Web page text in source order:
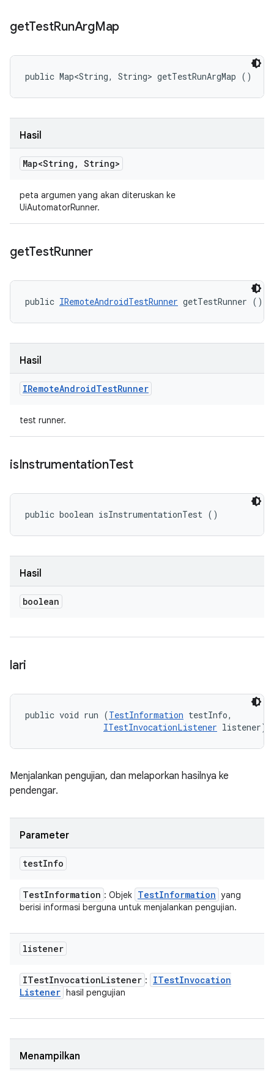
getTestRunArgMap
public Map<String, String> getTestRunArgMap ()
Hasil
Map<String , String>
peta argumen yang akan diteruskan ke
UiAutomatorRunner.
getTestRunner
public IRemoteAndroidTestRunner getTestRunner ()
Hasil
IRemoteAndroidTestRunner
test runner.
isInstrumentationTest
public boolean isInstrumentationTest ()
Hasil
boolean
lari
public void run (TestInformation testInfo,
ITestInvocationListener listener)
Menjalankan pengujian, dan melaporkan hasilnya ke
pendengar.
Parameter
testInfo
TestInformation : Objek TestInformation yang
berisi informasi berguna untuk menjalankan pengujian.
listener
ITestInvocationListener : ITestInvocation
Listener hasil pengujian
Menampilkan